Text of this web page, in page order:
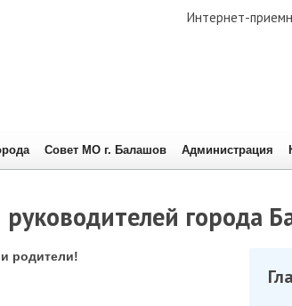
Интернет-
Совет МО г. Балашов Администрация
города
родители!